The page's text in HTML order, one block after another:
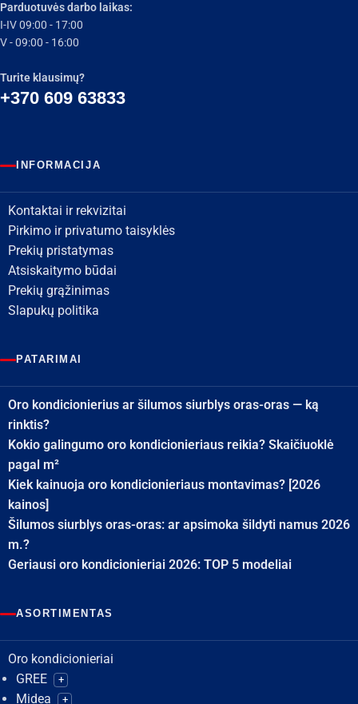
Parduotuvės darbo laikas:
I-IV 09:00 - 17:00
V - 09:00 - 16:00
Turite klausimų?
+370 609 63833
INFORMACIJA
Kontaktai ir rekvizitai
Pirkimo ir privatumo taisyklės
Prekių pristatymas
Atsiskaitymo būdai
Prekių grąžinimas
Slapukų politika
PATARIMAI
Oro kondicionierius ar šilumos siurblys oras-oras — ką
rinktis?
Kokio galingumo oro kondicionieriaus reikia? Skaičiuoklė
pagal m²
Kiek kainuoja oro kondicionieriaus montavimas? [2026
kainos]
Šilumos siurblys oras-oras: ar apsimoka šildyti namus 2026
m.?
Geriausi oro kondicionieriai 2026: TOP 5 modeliai
ASORTIMENTAS
Oro kondicionieriai
GREE
+
Midea +